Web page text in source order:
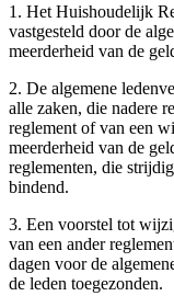
1. Het Huishoudelijk
vastgesteld door de
meerderheid van de
2. De algemene
alle zaken, die nadere
reglement of van een
meerderheid van de
reglementen, die
bindend.
3. Een voorstel tot
van een ander
dagen voor de
de leden toegezonden.